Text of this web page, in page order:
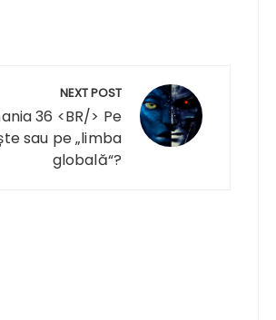
NEXT POST
36 <BR/> Pe
sau pe „limba
globală“?